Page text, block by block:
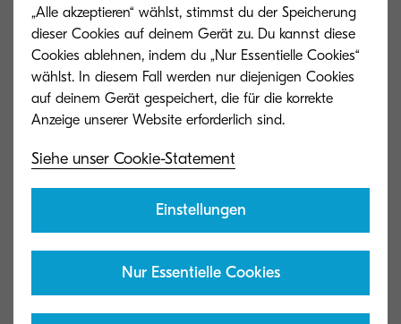
Allgemeiner Typ
Farb-Multifunktionssystem (4in1) für
Druckgeschwindigkeit
Bis zu 45 Seiten A4 pro Minute in Farbe
und SW (Drucken/Kopieren)
Aufwärmzeit
„Alle akzeptieren“ wählst, stimmst du der Speicherung
dieser Cookies auf deinem Gerät zu. Du kannst diese
Cookies ablehnen, indem du „Nur Essentielle Cookies“
wählst. In diesem Fall werden nur diejenigen Cookies
auf deinem Gerät gespeichert, die für die korrekte
Siehe unser Cookie-Statement
Einstellungen
Nur Essentielle Cookies